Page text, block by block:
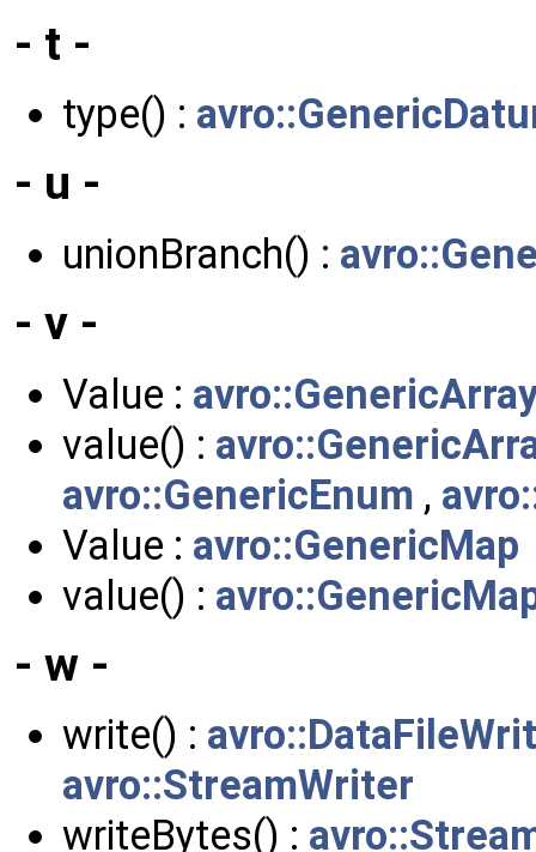
- t -
type() :
- u -
unionBranch() :
- v -
Value :
value() :
avro::GenericEnum ,
Value : avro::GenericMap
value() :
- w -
write() :
avro::StreamWriter
writeBytes() :